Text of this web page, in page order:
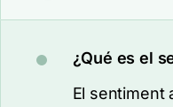
¿Qué es el
El sentiment